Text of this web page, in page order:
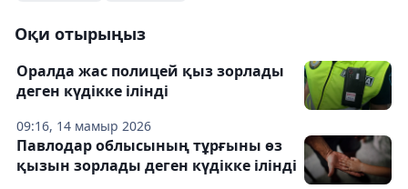
Оқи отырыңыз
09:16, 14 мамыр 2026
Оралда жас полицей қыз зорлады
деген күдікке ілінді
Павлодар облысының тұрғыны өз
қызын зорлады деген күдікке ілінді